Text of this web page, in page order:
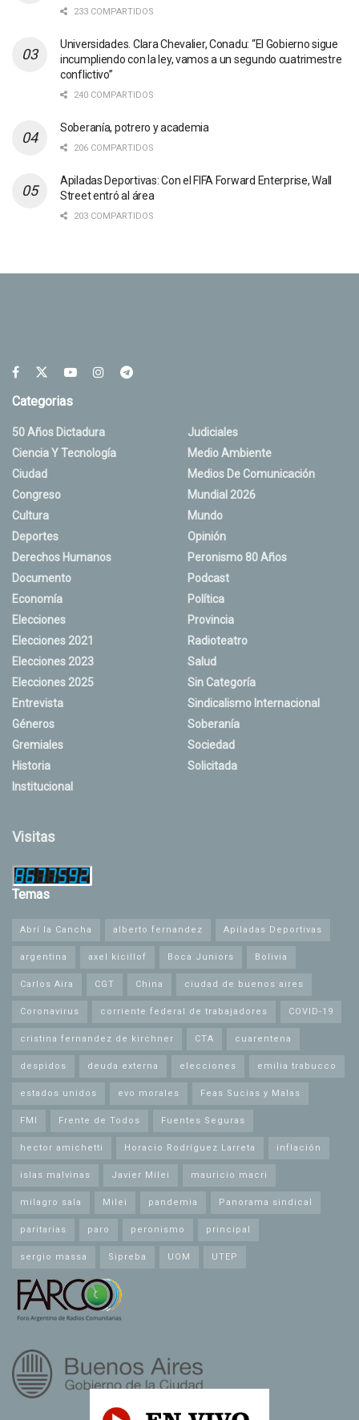
233 COMPARTIDOS
Universidades. Clara Chevalier, Conadu: “El Gobierno sigue
incumpliendo con la ley, vamos a un segundo cuatrimestre
conflictivo”
240 COMPARTIDOS
Soberanía, potrero y academia
206 COMPARTIDOS
Apiladas Deportivas: Con el FIFA Forward Enterprise, Wall
Street entró al área
203 COMPARTIDOS
Categorias
50 Años Dictadura
Ciencia Y Tecnología
Ciudad
Congreso
Cultura
Deportes
Derechos Humanos
Documento
Economía
Elecciones
Elecciones 2021
Elecciones 2023
Elecciones 2025
Entrevista
Géneros
Gremiales
Historia
Institucional
Judiciales
Medio Ambiente
Medios De Comunicación
Mundial 2026
Mundo
Opinión
Peronismo 80 Años
Podcast
Política
Provincia
Radioteatro
Salud
Sin Categoría
Sindicalismo Internacional
Soberanía
Sociedad
Solicitada
Visitas
Temas
Abrí la Cancha alberto fernandez Apiladas Deportivas
argentina axel kicillof Boca Juniors Bolivia
Carlos Aira CGT China ciudad de buenos aires
Coronavirus corriente federal de trabajadores COVID-19
cristina fernandez de kirchner CTA cuarentena
despidos deuda externa elecciones emilia trabucco
estados unidos evo morales Feas Sucias y Malas
FMI Frente de Todos Fuentes Seguras
hector amichetti Horacio Rodríguez Larreta inflación
islas malvinas Javier Milei mauricio macri
milagro sala Milei pandemia Panorama sindical
paritarias paro peronismo principal
sergio massa Sipreba UOM UTEP